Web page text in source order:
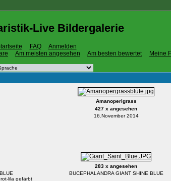
Live Bildergalerie
FAQ
Anmelden
Am meisten angesehen Am besten bewertet Meine
Amanoperlgrass
427 x angesehen
16.November 2014
lila gefärbt
283 x angesehen
BUCEPHALANDRA GIANT SHINE BLUE